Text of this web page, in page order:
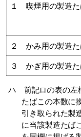
１ 喫煙用の製造た
２ かみ用の製造た
３ かぎ用の製造た
ハ 前記ロの表の左
たばこの本数に
引き取られた製
に当該製造たば